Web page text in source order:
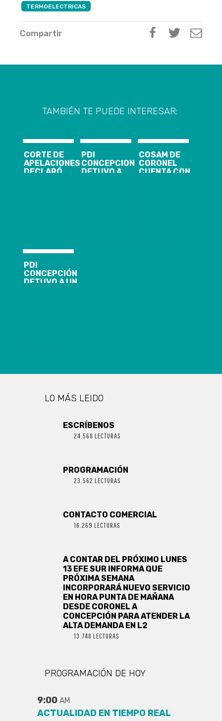
TERMOELECTRICAS
Compartir
TAMBIÉN TE PUEDE INTERESAR:
CORTE DE
APELACIONES
DECLARÓ
PDI
CONCEPCION
DETUVO A
COSAM DE
CORONEL
CUENTA CON
PDI
CONCEPCIÓN
DETUVO A UN
LO MÁS LEIDO
ESCRÍBENOS
24.568 LECTURAS
PROGRAMACIÓN
23.562 LECTURAS
CONTACTO COMERCIAL
16.269 LECTURAS
A CONTAR DEL PRÓXIMO LUNES
13 EFE SUR INFORMA QUE
PRÓXIMA SEMANA
INCORPORARÁ NUEVO SERVICIO
EN HORA PUNTA DE MAÑANA
DESDE CORONEL A
CONCEPCIÓN PARA ATENDER LA
ALTA DEMANDA EN L2
13.748 LECTURAS
PROGRAMACIÓN DE HOY
9:00 AM
ACTUALIDAD EN TIEMPO REAL